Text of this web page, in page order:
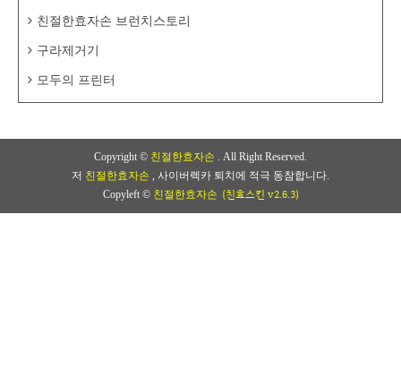
친절한효자손 브런치스토리
구라제거기
모두의 프린터
Copyright © 친절한효자손 . All Right Reserved.
저 친절한효자손 , 사이버렉카 퇴치에 적극 동참합니다.
Copyleft © 친절한효자손 (친효스킨 v2.6.3)